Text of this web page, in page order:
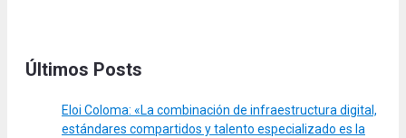
Últimos Posts
Eloi Coloma: «La combinación de infraestructura digital,
estándares compartidos y talento especializado es la